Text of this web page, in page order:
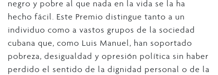
negro y pobre al que nada en la vida se la ha
hecho fácil. Este Premio distingue tanto a un
individuo como a vastos grupos de la sociedad
cubana que, como Luis Manuel, han soportado
pobreza, desigualdad y opresión política sin haber
perdido el sentido de la dignidad personal o de la